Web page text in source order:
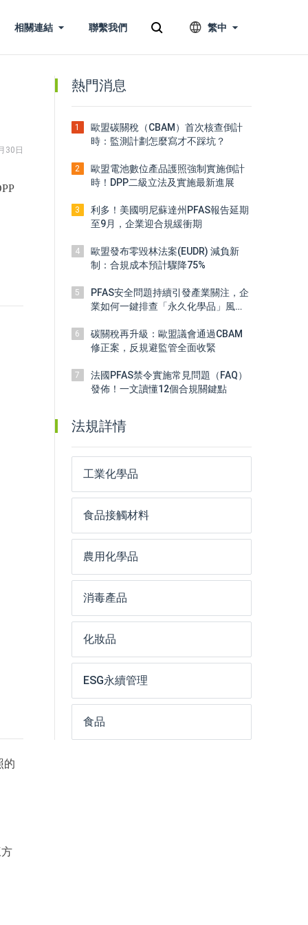
相關連結 聯繫我們 繁中
30日
的
熱門消息
1
歐盟碳關稅（CBAM）首次核查倒計
時：監測計劃怎麼寫才不踩坑？
2
歐盟電池數位產品護照強制實施倒計
時！DPP二級立法及實施最新進展
3
利多！美國明尼蘇達州PFAS報告延期
至9月，企業迎合規緩衝期
4
歐盟發布零毀林法案(EUDR) 減負新
制：合規成本預計驟降75%
5
PFAS安全問題持續引發產業關注，企
業如何一鍵排查「永久化學品」風
6
碳關稅再升級：歐盟議會通過CBAM
修正案，反規避監管全面收緊
7
法國PFAS禁令實施常見問題（FAQ）
發佈！一文讀懂12個合規關鍵點
法規詳情
工業化學品
食品接觸材料
農用化學品
消毒產品
化妝品
ESG永續管理
食品